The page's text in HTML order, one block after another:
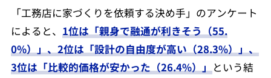
「工務店に家づくりを依頼する決め手」のアンケート
によると、 1位は「親身で融通が利きそう（55.
0%）」、2位は「設計の自由度が高い（28.3%）」、
3位は「比較的価格が安かった（26.4%）」という結